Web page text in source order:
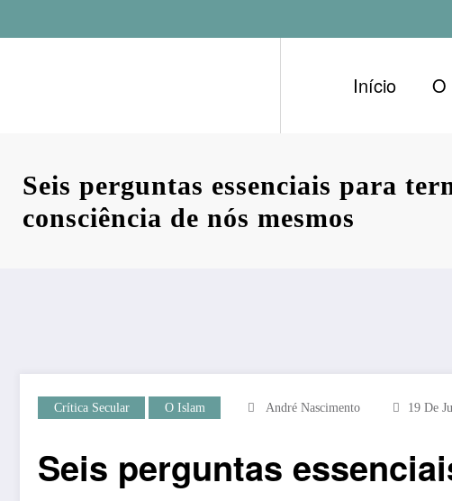
para
Início O
Seis perguntas essenciais para
consciência de nós mesmos
Crítica Secular O Islam André Nascimento 19 De
Seis perguntas